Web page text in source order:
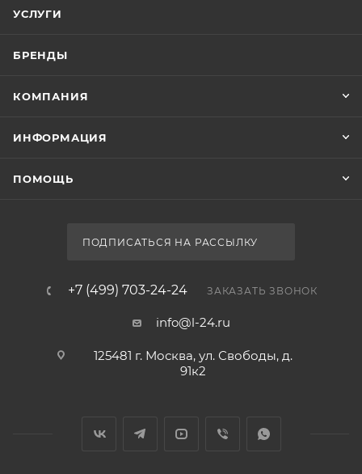
УСЛУГИ
БРЕНДЫ
КОМПАНИЯ
ИНФОРМАЦИЯ
ПОМОЩЬ
ПОДПИСАТЬСЯ НА РАССЫЛКУ
+7 (499) 703-24-24 ЗАКАЗАТЬ ЗВОНОК
info@l-24.ru
125481 г. Москва, ул. Свободы, д.
91к2